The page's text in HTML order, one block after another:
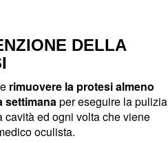
DELLA
rimuovere la protesi almeno
settimanaper eseguire la pulizia
cavità ed ogni volta che viene
oculista.